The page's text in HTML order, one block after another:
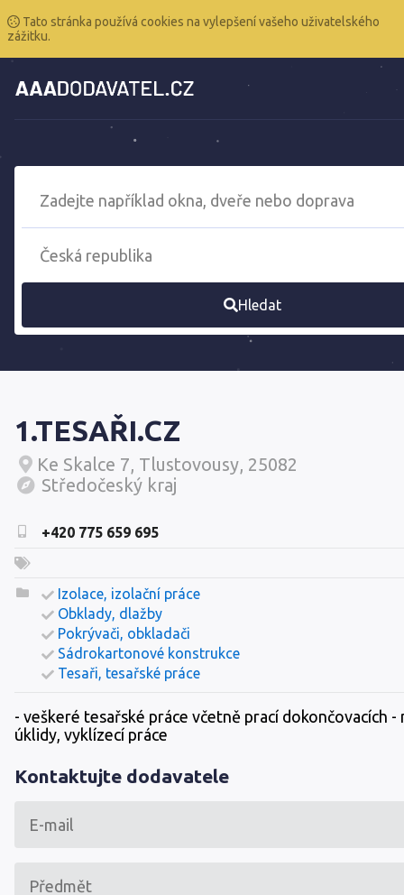
Tato stránka používá cookies na vylepšení vašeho uživatelského
zážitku.
Hledat
1.TESAŘI.CZ
Ke Skalce 7, Tlustovousy, 25082
Středočeský kraj
+420 775 659 695
Izolace, izolační práce
Obklady, dlažby
Pokrývači, obkladači
Sádrokartonové konstrukce
Tesaři, tesařské práce
- veškeré tesařské práce včetně prací dokončovacích -
úklidy, vyklízecí práce
Kontaktujte dodavatele